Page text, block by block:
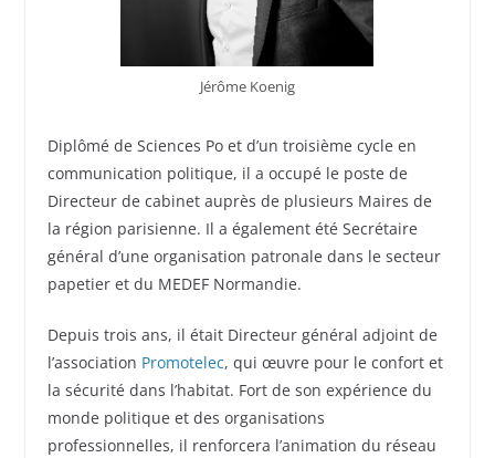
Jérôme Koenig
Diplômé de Sciences Po et d’un troisième cycle en
communication politique, il a occupé le poste de
Directeur de cabinet auprès de plusieurs Maires de
la région parisienne. Il a également été Secrétaire
général d’une organisation patronale dans le secteur
papetier et du MEDEF Normandie.
Depuis trois ans, il était Directeur général adjoint de
l’association Promotelec, qui œuvre pour le confort et
la sécurité dans l’habitat. Fort de son expérience du
monde politique et des organisations
professionnelles, il renforcera l’animation du réseau